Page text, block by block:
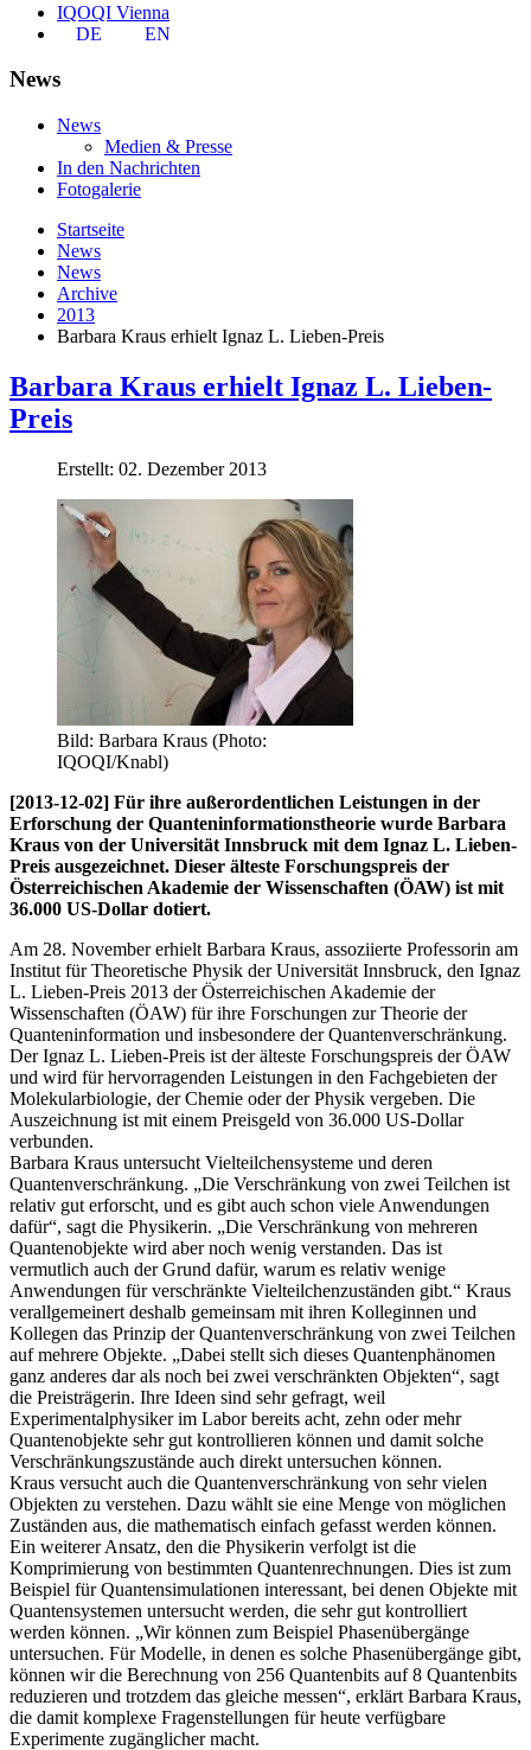
IQOQI Vienna
DE
EN
News
News
Medien & Presse
In den Nachrichten
Fotogalerie
Startseite
News
News
Archive
2013
Barbara Kraus erhielt Ignaz L. Lieben-Preis
Barbara Kraus erhielt Ignaz L. Lieben-
Preis
Erstellt: 02. Dezember 2013
Bild: Barbara Kraus (Photo:
IQOQI/Knabl)
[2013-12-02] Für ihre außerordentlichen Leistungen in der
Erforschung der Quanteninformationstheorie wurde Barbara
Kraus von der Universität Innsbruck mit dem Ignaz L. Lieben-
Preis ausgezeichnet. Dieser älteste Forschungspreis der
Österreichischen Akademie der Wissenschaften (ÖAW) ist mit
36.000 US-Dollar dotiert.
Am 28. November erhielt Barbara Kraus, assoziierte Professorin am
Institut für Theoretische Physik der Universität Innsbruck, den Ignaz
L. Lieben-Preis 2013 der Österreichischen Akademie der
Wissenschaften (ÖAW) für ihre Forschungen zur Theorie der
Quanteninformation und insbesondere der Quantenverschränkung.
Der Ignaz L. Lieben-Preis ist der älteste Forschungspreis der ÖAW
und wird für hervorragenden Leistungen in den Fachgebieten der
Molekularbiologie, der Chemie oder der Physik vergeben. Die
Auszeichnung ist mit einem Preisgeld von 36.000 US-Dollar
verbunden.
Barbara Kraus untersucht Vielteilchensysteme und deren
Quantenverschränkung. „Die Verschränkung von zwei Teilchen ist
relativ gut erforscht, und es gibt auch schon viele Anwendungen
dafür“, sagt die Physikerin. „Die Verschränkung von mehreren
Quantenobjekte wird aber noch wenig verstanden. Das ist
vermutlich auch der Grund dafür, warum es relativ wenige
Anwendungen für verschränkte Vielteilchenzuständen gibt.“ Kraus
verallgemeinert deshalb gemeinsam mit ihren Kolleginnen und
Kollegen das Prinzip der Quantenverschränkung von zwei Teilchen
auf mehrere Objekte. „Dabei stellt sich dieses Quantenphänomen
ganz anderes dar als noch bei zwei verschränkten Objekten“, sagt
die Preisträgerin. Ihre Ideen sind sehr gefragt, weil
Experimentalphysiker im Labor bereits acht, zehn oder mehr
Quantenobjekte sehr gut kontrollieren können und damit solche
Verschränkungszustände auch direkt untersuchen können.
Kraus versucht auch die Quantenverschränkung von sehr vielen
Objekten zu verstehen. Dazu wählt sie eine Menge von möglichen
Zuständen aus, die mathematisch einfach gefasst werden können.
Ein weiterer Ansatz, den die Physikerin verfolgt ist die
Komprimierung von bestimmten Quantenrechnungen. Dies ist zum
Beispiel für Quantensimulationen interessant, bei denen Objekte mit
Quantensystemen untersucht werden, die sehr gut kontrolliert
werden können. „Wir können zum Beispiel Phasenübergänge
untersuchen. Für Modelle, in denen es solche Phasenübergänge gibt,
können wir die Berechnung von 256 Quantenbits auf 8 Quantenbits
reduzieren und trotzdem das gleiche messen“, erklärt Barbara Kraus,
die damit komplexe Fragenstellungen für heute verfügbare
Experimente zugänglicher macht.